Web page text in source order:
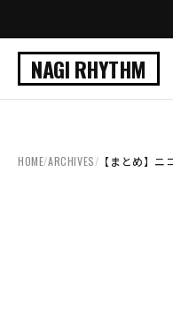
NAGI RHYTHM
HOME/ARCHIVES/ 【まとめ】